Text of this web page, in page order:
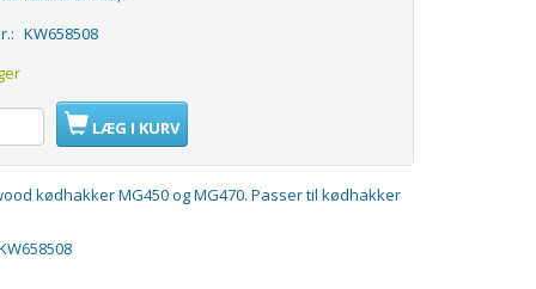
KW658508
LÆG I KURV
kødhakker MG450 og MG470. Passer til kødhakker